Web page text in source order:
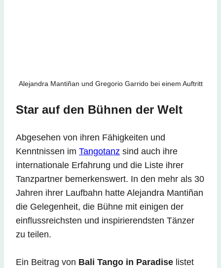
Alejandra Mantiñan und Gregorio Garrido bei einem Auftritt
Star auf den Bühnen der Welt
Abgesehen von ihren Fähigkeiten und
Kenntnissen im Tangotanz sind auch ihre
internationale Erfahrung und die Liste ihrer
Tanzpartner bemerkenswert. In den mehr als 30
Jahren ihrer Laufbahn hatte Alejandra Mantiñan
die Gelegenheit, die Bühne mit einigen der
einflussreichsten und inspirierendsten Tänzer
zu teilen.
Ein Beitrag von Bali Tango in Paradise listet